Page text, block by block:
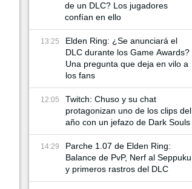
de un DLC? Los jugadores
confían en ello
13:25
Elden Ring: ¿Se anunciará el
DLC durante los Game Awards?
Una pregunta que deja en vilo a
los fans
12:05
Twitch: Chuso y su chat
protagonizan uno de los clips del
año con un jefazo de Dark Souls
14:29
Parche 1.07 de Elden Ring:
Balance de PvP, Nerf al Seppuku
y primeros rastros del DLC